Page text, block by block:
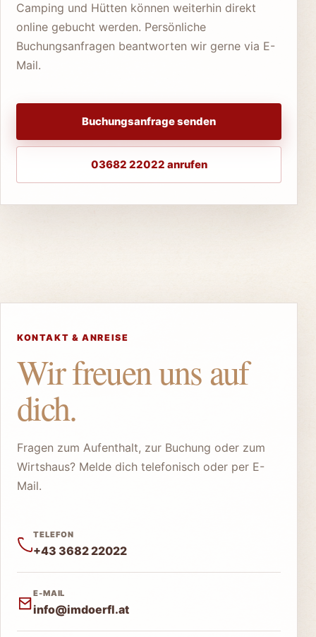
Camping und Hütten können weiterhin direkt
online gebucht werden. Persönliche
Buchungsanfragen beantworten wir gerne via E-
Mail.
Buchungsanfrage senden
03682 22022 anrufen
KONTAKT & ANREISE
Wir freuen uns auf
dich.
Fragen zum Aufenthalt, zur Buchung oder zum
Wirtshaus? Melde dich telefonisch oder per E-
Mail.
TELEFON
+43 3682 22022
E-MAIL
info@imdoerfl.at